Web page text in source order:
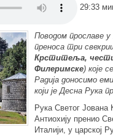
29:33
Поводом прославе
преноса три
Крститеља,
Филеримске) које
Радија доносимо
који је Десна Рука
Рука Светог Јована
Антиохију пренио
Италији, у царској